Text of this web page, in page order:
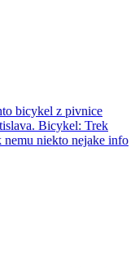
bicykel z pivnice
Bicykel: Trek
nemu niekto nejake info